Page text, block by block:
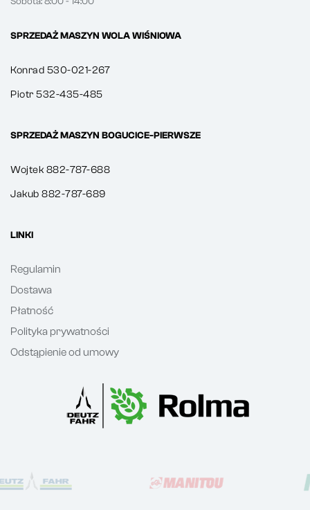
SPRZEDAŻ MASZYN WOLA WIŚNIOWA
Konrad 530-021-267
Piotr 532-435-485
SPRZEDAŻ MASZYN BOGUCICE-PIERWSZE
Wojtek 882-787-688
Jakub 882-787-689
LINKI
Regulamin
Dostawa
Płatność
Polityka prywatności
Odstąpienie od umowy